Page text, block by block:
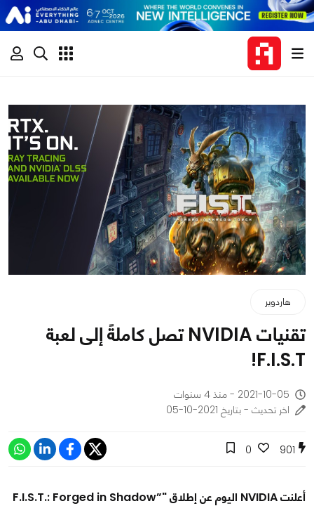
هاردوير
تقنيات NVIDIA تصل كاملةً إلى لعبة
F.I.S.T!
2021-10-05 - منذ 4 سنوات
اخر تحديث - بتاريخ 2021-10-05
901
0
أعلنت NVIDIA اليوم عن إطلاق "”F.I.S.T.: Forged in Shadow